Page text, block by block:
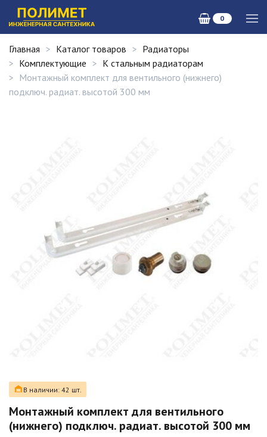
0
Главная Каталог товаров
Радиаторы
Комплектующие
К стальным радиаторам
Монтажный комплект для вентильного (нижнего)
подключ. радиат. высотой 300 мм
В наличии: 42 шт.
Монтажный комплект для вентильного
(нижнего) подключ. радиат. высотой 300 мм